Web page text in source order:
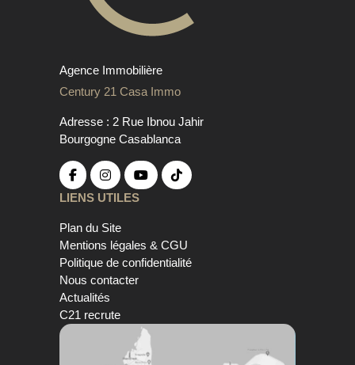
Agence Immobilière
Century 21 Casa Immo
Adresse : 2 Rue Ibnou Jahir
Bourgogne Casablanca
LIENS UTILES
Plan du Site
Mentions légales & CGU
Politique de confidentialité
Nous contacter
Actualités
C21 recrute